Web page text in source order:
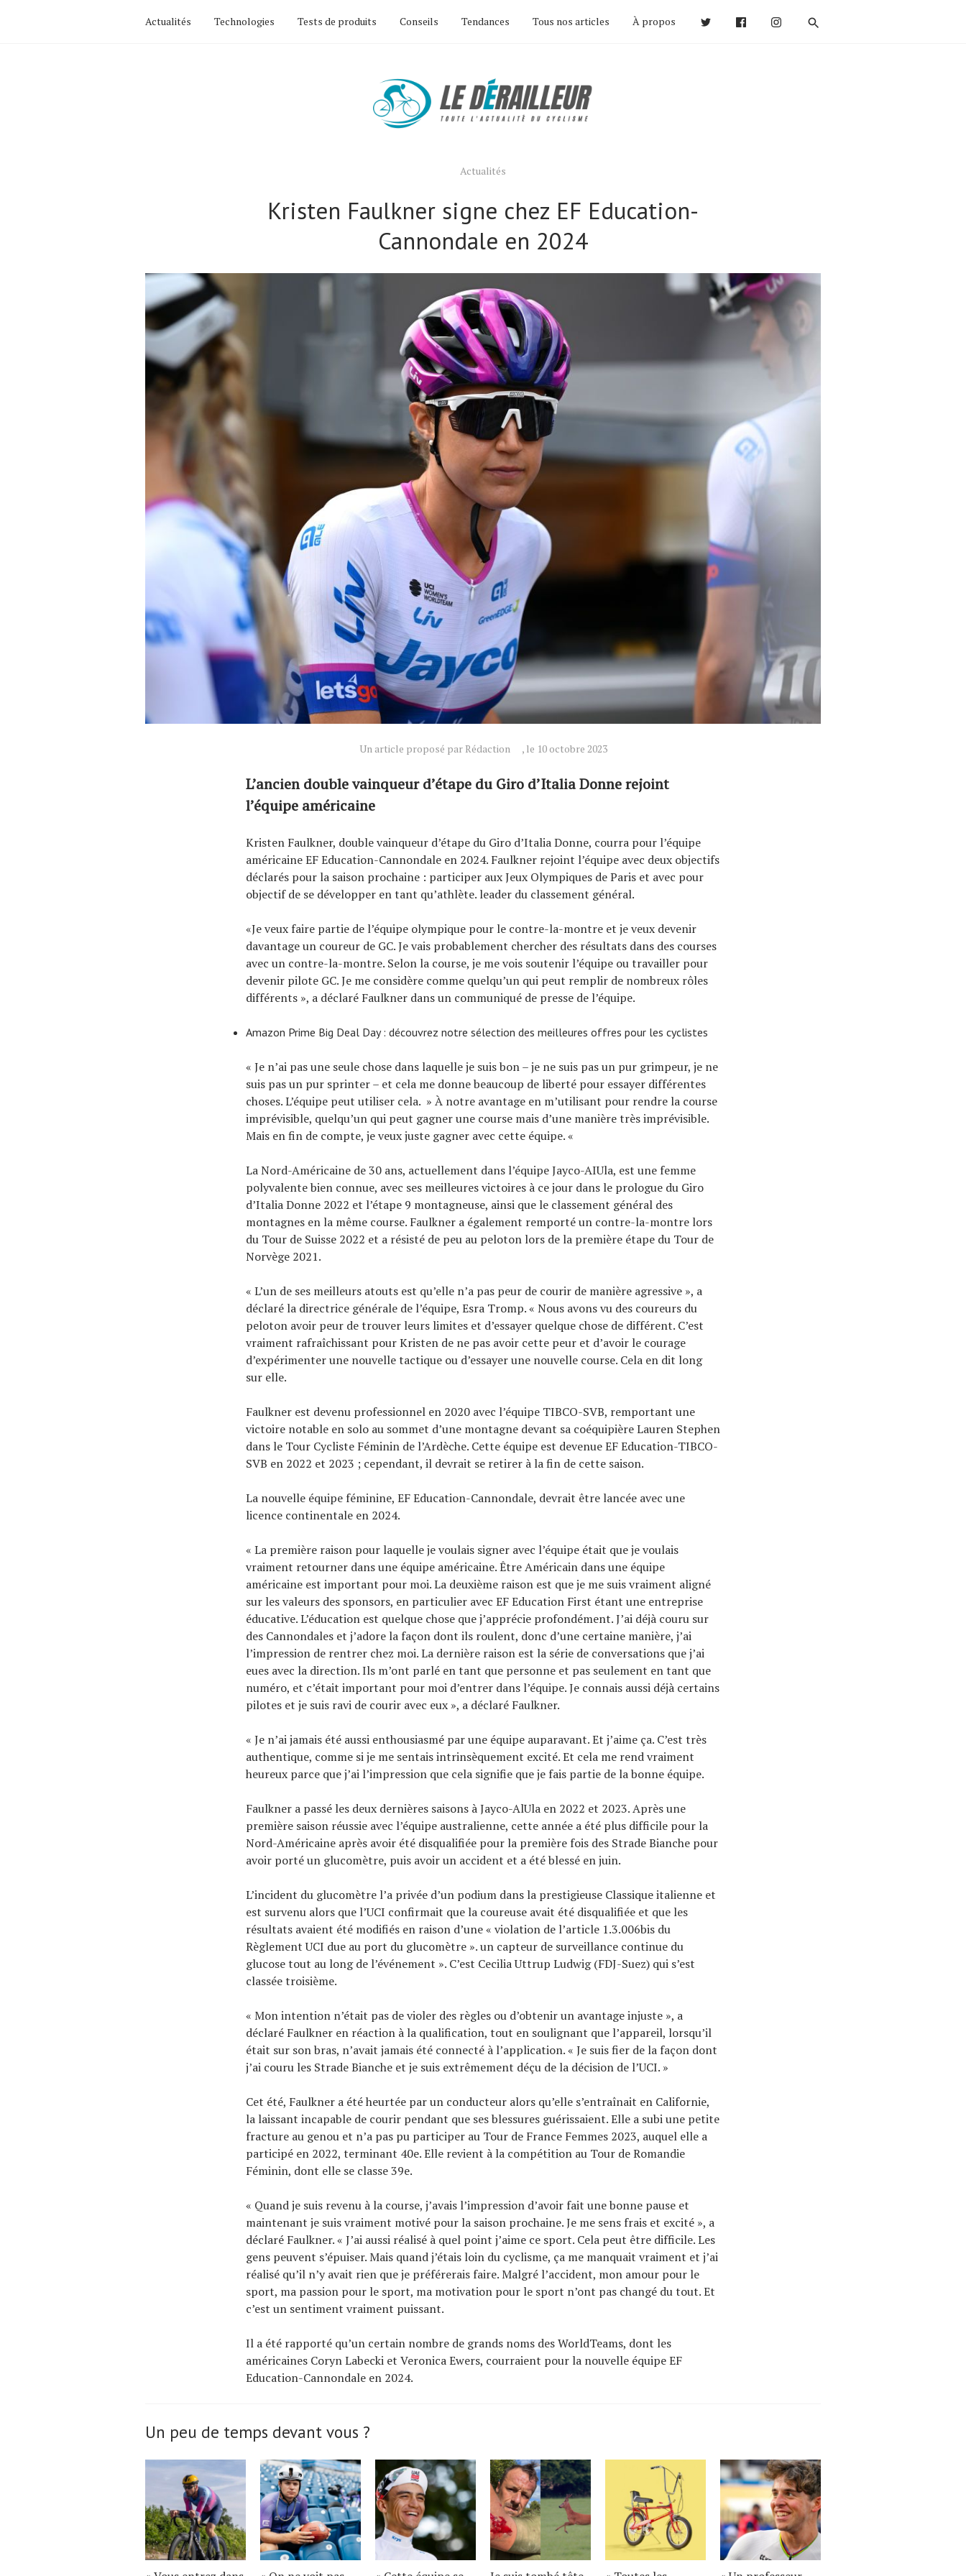
Actualités Technologies Tests de produits Conseils Tendances Tous nos articles À propos
Actualités
Kristen Faulkner signe chez EF Education-
Cannondale en 2024
Un article proposé par Rédaction , le 10 octobre 2023
L’ancien double vainqueur d’étape du Giro d’Italia Donne rejoint
l’équipe américaine
Kristen Faulkner, double vainqueur d’étape du Giro d’Italia Donne, courra pour l’équipe
américaine EF Education-Cannondale en 2024. Faulkner rejoint l’équipe avec deux objectifs
déclarés pour la saison prochaine : participer aux Jeux Olympiques de Paris et avec pour
objectif de se développer en tant qu’athlète. leader du classement général.
«Je veux faire partie de l’équipe olympique pour le contre-la-montre et je veux devenir
davantage un coureur de GC. Je vais probablement chercher des résultats dans des courses
avec un contre-la-montre. Selon la course, je me vois soutenir l’équipe ou travailler pour
devenir pilote GC. Je me considère comme quelqu’un qui peut remplir de nombreux rôles
différents », a déclaré Faulkner dans un communiqué de presse de l’équipe.
Amazon Prime Big Deal Day : découvrez notre sélection des meilleures offres pour les cyclistes
« Je n’ai pas une seule chose dans laquelle je suis bon – je ne suis pas un pur grimpeur, je ne
suis pas un pur sprinter – et cela me donne beaucoup de liberté pour essayer différentes
choses. L’équipe peut utiliser cela. » À notre avantage en m’utilisant pour rendre la course
imprévisible, quelqu’un qui peut gagner une course mais d’une manière très imprévisible.
Mais en fin de compte, je veux juste gagner avec cette équipe. «
La Nord-Américaine de 30 ans, actuellement dans l’équipe Jayco-AIUla, est une femme
polyvalente bien connue, avec ses meilleures victoires à ce jour dans le prologue du Giro
d’Italia Donne 2022 et l’étape 9 montagneuse, ainsi que le classement général des
montagnes en la même course. Faulkner a également remporté un contre-la-montre lors
du Tour de Suisse 2022 et a résisté de peu au peloton lors de la première étape du Tour de
Norvège 2021.
« L’un de ses meilleurs atouts est qu’elle n’a pas peur de courir de manière agressive », a
déclaré la directrice générale de l’équipe, Esra Tromp. « Nous avons vu des coureurs du
peloton avoir peur de trouver leurs limites et d’essayer quelque chose de différent. C’est
vraiment rafraîchissant pour Kristen de ne pas avoir cette peur et d’avoir le courage
d’expérimenter une nouvelle tactique ou d’essayer une nouvelle course. Cela en dit long
sur elle.
Faulkner est devenu professionnel en 2020 avec l’équipe TIBCO-SVB, remportant une
victoire notable en solo au sommet d’une montagne devant sa coéquipière Lauren Stephen
dans le Tour Cycliste Féminin de l’Ardèche. Cette équipe est devenue EF Education-TIBCO-
SVB en 2022 et 2023 ; cependant, il devrait se retirer à la fin de cette saison.
La nouvelle équipe féminine, EF Education-Cannondale, devrait être lancée avec une
licence continentale en 2024.
« La première raison pour laquelle je voulais signer avec l’équipe était que je voulais
vraiment retourner dans une équipe américaine. Être Américain dans une équipe
américaine est important pour moi. La deuxième raison est que je me suis vraiment aligné
sur les valeurs des sponsors, en particulier avec EF Education First étant une entreprise
éducative. L’éducation est quelque chose que j’apprécie profondément. J’ai déjà couru sur
des Cannondales et j’adore la façon dont ils roulent, donc d’une certaine manière, j’ai
l’impression de rentrer chez moi. La dernière raison est la série de conversations que j’ai
eues avec la direction. Ils m’ont parlé en tant que personne et pas seulement en tant que
numéro, et c’était important pour moi d’entrer dans l’équipe. Je connais aussi déjà certains
pilotes et je suis ravi de courir avec eux », a déclaré Faulkner.
« Je n’ai jamais été aussi enthousiasmé par une équipe auparavant. Et j’aime ça. C’est très
authentique, comme si je me sentais intrinsèquement excité. Et cela me rend vraiment
heureux parce que j’ai l’impression que cela signifie que je fais partie de la bonne équipe.
Faulkner a passé les deux dernières saisons à Jayco-AlUla en 2022 et 2023. Après une
première saison réussie avec l’équipe australienne, cette année a été plus difficile pour la
Nord-Américaine après avoir été disqualifiée pour la première fois des Strade Bianche pour
avoir porté un glucomètre, puis avoir un accident et a été blessé en juin.
L’incident du glucomètre l’a privée d’un podium dans la prestigieuse Classique italienne et
est survenu alors que l’UCI confirmait que la coureuse avait été disqualifiée et que les
résultats avaient été modifiés en raison d’une « violation de l’article 1.3.006bis du
Règlement UCI due au port du glucomètre ». un capteur de surveillance continue du
glucose tout au long de l’événement ». C’est Cecilia Uttrup Ludwig (FDJ-Suez) qui s’est
classée troisième.
« Mon intention n’était pas de violer des règles ou d’obtenir un avantage injuste », a
déclaré Faulkner en réaction à la qualification, tout en soulignant que l’appareil, lorsqu’il
était sur son bras, n’avait jamais été connecté à l’application. « Je suis fier de la façon dont
j’ai couru les Strade Bianche et je suis extrêmement déçu de la décision de l’UCI. »
Cet été, Faulkner a été heurtée par un conducteur alors qu’elle s’entraînait en Californie,
la laissant incapable de courir pendant que ses blessures guérissaient. Elle a subi une petite
fracture au genou et n’a pas pu participer au Tour de France Femmes 2023, auquel elle a
participé en 2022, terminant 40e. Elle revient à la compétition au Tour de Romandie
Féminin, dont elle se classe 39e.
« Quand je suis revenu à la course, j’avais l’impression d’avoir fait une bonne pause et
maintenant je suis vraiment motivé pour la saison prochaine. Je me sens frais et excité », a
déclaré Faulkner. « J’ai aussi réalisé à quel point j’aime ce sport. Cela peut être difficile. Les
gens peuvent s’épuiser. Mais quand j’étais loin du cyclisme, ça me manquait vraiment et j’ai
réalisé qu’il n’y avait rien que je préférerais faire. Malgré l’accident, mon amour pour le
sport, ma passion pour le sport, ma motivation pour le sport n’ont pas changé du tout. Et
c’est un sentiment vraiment puissant.
Il a été rapporté qu’un certain nombre de grands noms des WorldTeams, dont les
américaines Coryn Labecki et Veronica Ewers, courraient pour la nouvelle équipe EF
Education-Cannondale en 2024.
Un peu de temps devant vous ?